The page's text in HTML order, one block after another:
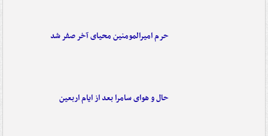
حرم امیرالمومنین محیای آخر صفر شد
حال و هوای سامرا بعد از ایام اربعین